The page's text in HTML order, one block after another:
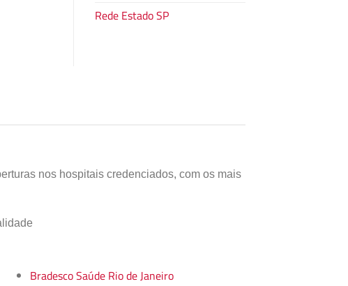
Rede Estado SP
nos hospitais credenciados, com os mais
Bradesco Saúde Rio de Janeiro